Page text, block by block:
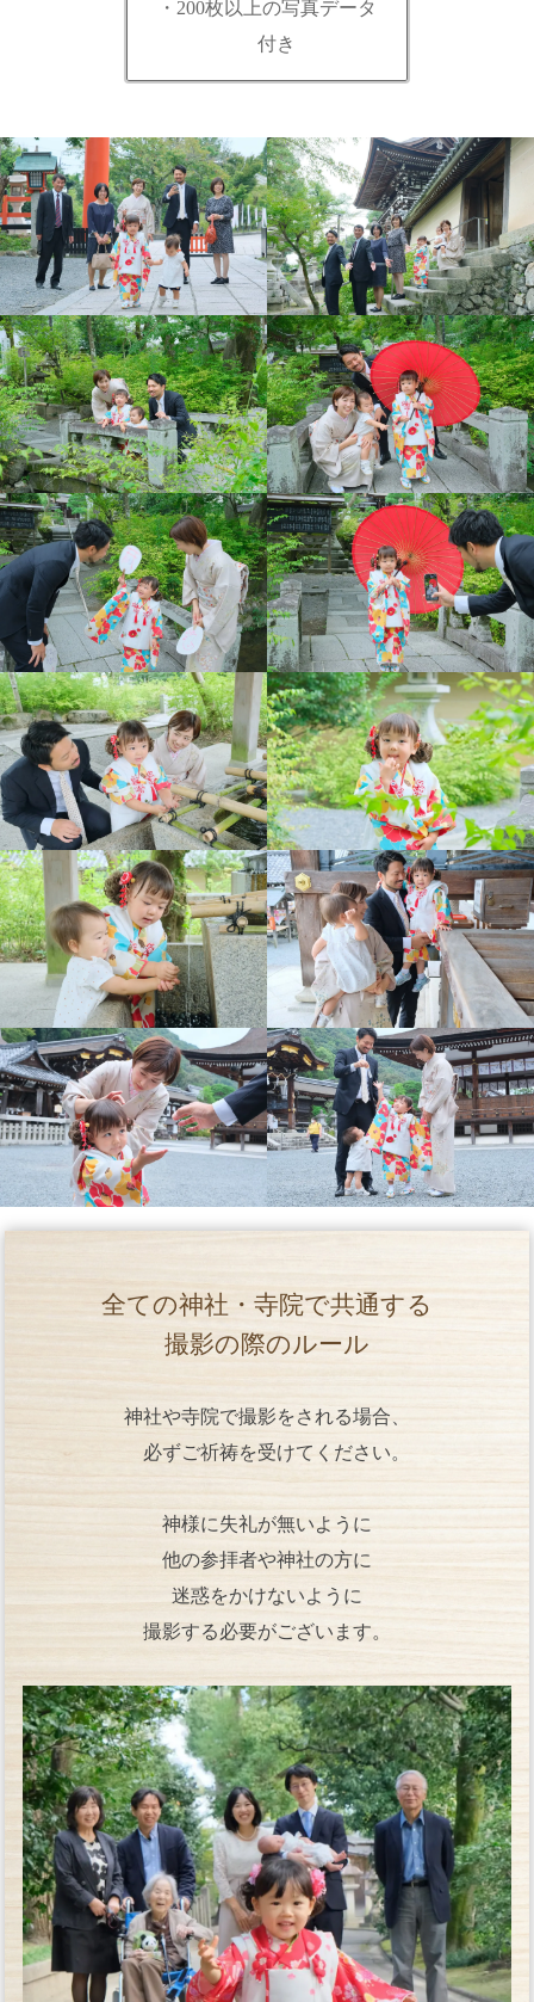
・200枚以上の写真データ
付き
全ての神社・寺院で共通する
撮影の際のルール
神社や寺院で撮影をされる場合、
必ずご祈祷を受けてください。
神様に失礼が無いように
他の参拝者や神社の方に
迷惑をかけないように
撮影する必要がございます。